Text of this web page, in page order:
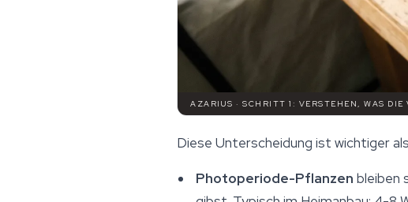
AZARIUS · SCHRITT 1: VERSTEHEN, WAS
Diese Unterscheidung ist wichtiger
Photoperiode-Pflanzen bleiben